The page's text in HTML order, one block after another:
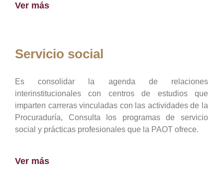
Ver más
Servicio social
Es consolidar la agenda de relaciones
interinstitucionales con centros de estudios que
imparten carreras vinculadas con las actividades de la
Procuraduría, Consulta los programas de servicio
social y prácticas profesionales que la PAOT ofrece.
Ver más